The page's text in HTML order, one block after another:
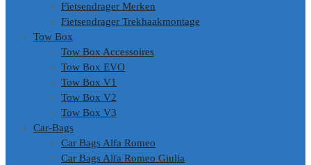
Fietsendrager Merken
Fietsendrager Trekhaakmontage
Tow Box
Tow Box Accessoires
Tow Box EVO
Tow Box V1
Tow Box V2
Tow Box V3
Car-Bags
Car Bags Alfa Romeo
Car Bags Alfa Romeo Giulia